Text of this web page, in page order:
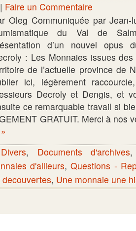
Faire un Commentaire
Oleg Communiquée par
du Val de
d’un nouvel opus
: Les Monnaies issues
de l’actuelle province de
ici, légèrement
Decroly et Dengis, et
ce remarquable travail si
GRATUIT. Merci à nos
Divers, Documents d'archives
d'ailleurs,Questions -
, Une monnaie une